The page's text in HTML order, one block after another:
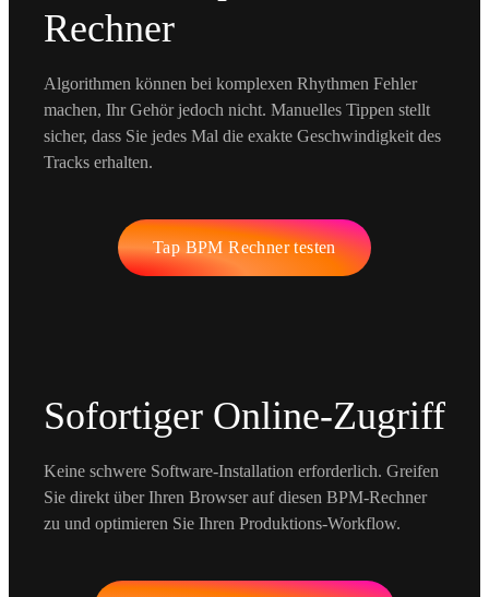
Rechner
Algorithmen können bei komplexen Rhythmen Fehler
machen, Ihr Gehör jedoch nicht. Manuelles Tippen stellt
sicher, dass Sie jedes Mal die exakte Geschwindigkeit des
Tracks erhalten.
Tap BPM Rechner testen
Sofortiger Online-Zugriff
Keine schwere Software-Installation erforderlich. Greifen
Sie direkt über Ihren Browser auf diesen BPM-Rechner
zu und optimieren Sie Ihren Produktions-Workflow.